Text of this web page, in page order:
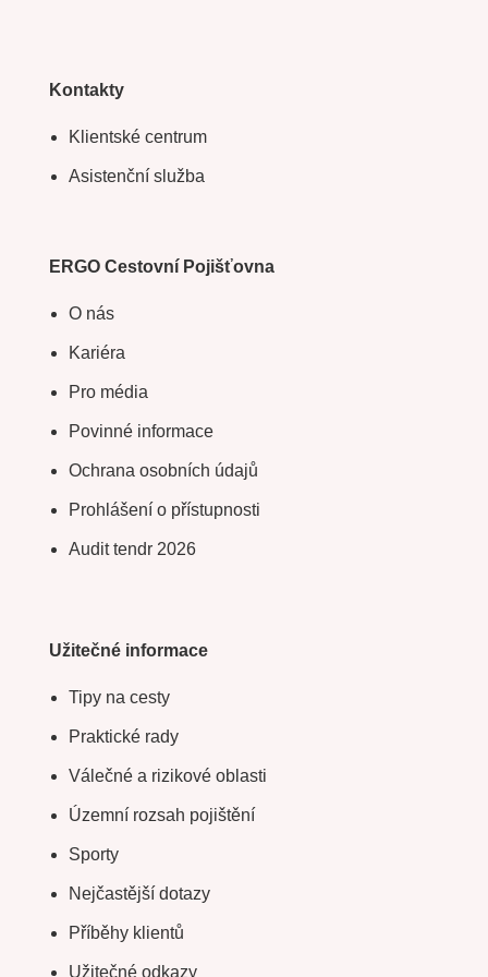
Kontakty
Klientské centrum
Asistenční služba
ERGO Cestovní Pojišťovna
O nás
Kariéra
Pro média
Povinné informace
Ochrana osobních údajů
Prohlášení o přístupnosti
Audit tendr 2026
Užitečné informace
Tipy na cesty
Praktické rady
Válečné a rizikové oblasti
Územní rozsah pojištění
Sporty
Nejčastější dotazy
Příběhy klientů
Užitečné odkazy